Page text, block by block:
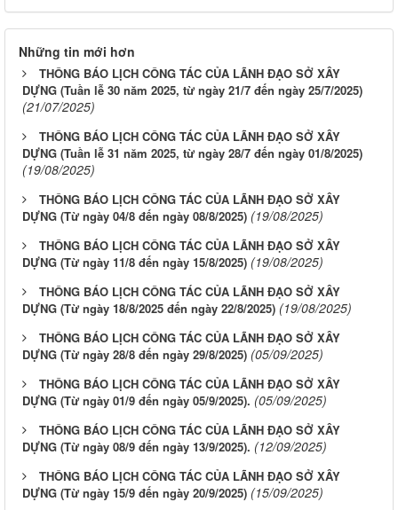
Những tin mới hơn
THÔNG BÁO LỊCH CÔNG TÁC CỦA LÃNH ĐẠO SỞ XÂY
DỰNG (Tuần lễ 30 năm 2025, từ ngày 21/7 đến ngày 25/7/2025)
(21/07/2025)
THÔNG BÁO LỊCH CÔNG TÁC CỦA LÃNH ĐẠO SỞ XÂY
DỰNG (Tuần lễ 31 năm 2025, từ ngày 28/7 đến ngày 01/8/2025)
(19/08/2025)
THÔNG BÁO LỊCH CÔNG TÁC CỦA LÃNH ĐẠO SỞ XÂY
DỰNG (Từ ngày 04/8 đến ngày 08/8/2025) (19/08/2025)
THÔNG BÁO LỊCH CÔNG TÁC CỦA LÃNH ĐẠO SỞ XÂY
DỰNG (Từ ngày 11/8 đến ngày 15/8/2025) (19/08/2025)
THÔNG BÁO LỊCH CÔNG TÁC CỦA LÃNH ĐẠO SỞ XÂY
DỰNG (Từ ngày 18/8/2025 đến ngày 22/8/2025) (19/08/2025)
THÔNG BÁO LỊCH CÔNG TÁC CỦA LÃNH ĐẠO SỞ XÂY
DỰNG (Từ ngày 28/8 đến ngày 29/8/2025) (05/09/2025)
THÔNG BÁO LỊCH CÔNG TÁC CỦA LÃNH ĐẠO SỞ XÂY
DỰNG (Từ ngày 01/9 đến ngày 05/9/2025). (05/09/2025)
THÔNG BÁO LỊCH CÔNG TÁC CỦA LÃNH ĐẠO SỞ XÂY
DỰNG (Từ ngày 08/9 đến ngày 13/9/2025). (12/09/2025)
THÔNG BÁO LỊCH CÔNG TÁC CỦA LÃNH ĐẠO SỞ XÂY
DỰNG (Từ ngày 15/9 đến ngày 20/9/2025) (15/09/2025)